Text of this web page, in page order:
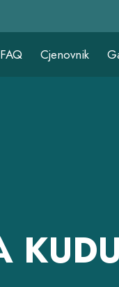
FAQ Cjenovnik